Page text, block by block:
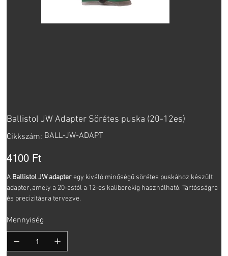
Ballistol JW Adapter Sörétes puska (20-12es)
Cikkszám: Cikkszám:
BALL-
BALL-JW-ADAPT
Ár
4100 Ft
A Ballistol JW adapteregy kiváló minőségű sörétes puskához készült
adapter, amely a 20-astól a 12-es kaliberekig használható. Tartósságra
és precizitásra tervezve.
Mennyiség